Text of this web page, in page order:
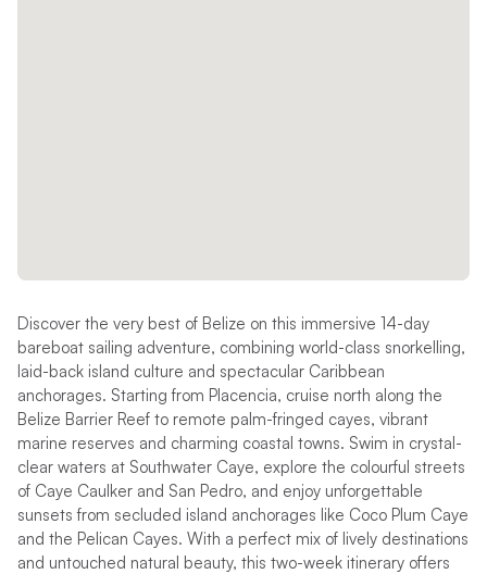
Discover the very best of Belize on this immersive 14-day
bareboat sailing adventure, combining world-class snorkelling,
laid-back island culture and spectacular Caribbean
anchorages. Starting from Placencia, cruise north along the
Belize Barrier Reef to remote palm-fringed cayes, vibrant
marine reserves and charming coastal towns. Swim in crystal-
clear waters at Southwater Caye, explore the colourful streets
of Caye Caulker and San Pedro, and enjoy unforgettable
sunsets from secluded island anchorages like Coco Plum Caye
and the Pelican Cayes. With a perfect mix of lively destinations
and untouched natural beauty, this two-week itinerary offers